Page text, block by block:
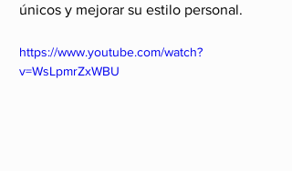
únicos y mejorar su estilo personal.
https://www.youtube.com/watch?
v=WsLpmrZxWBU